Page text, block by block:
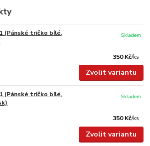
(Pánské tričko bílé,
350 Kč/ks
Skladem
Zvolit variantu
(Pánské tričko bílé,
350 Kč/ks
Skladem
Zvolit variantu